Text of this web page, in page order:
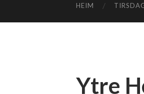
HEIM
Ytre